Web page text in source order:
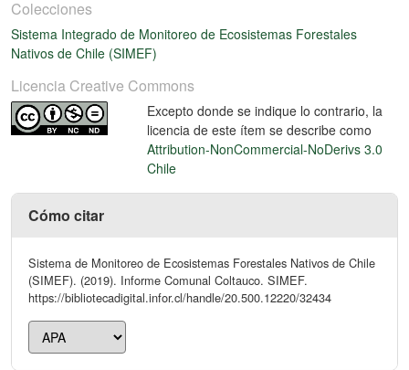
Colecciones
Sistema Integrado de Monitoreo de Ecosistemas Forestales
Nativos de Chile (SIMEF)
Licencia Creative Commons
Excepto donde se indique lo contrario, la
licencia de este ítem se describe como
Attribution-NonCommercial-NoDerivs 3.0
Chile
Cómo citar
Sistema de Monitoreo de Ecosistemas Forestales Nativos de Chile
(SIMEF). (2019). Informe Comunal Coltauco. SIMEF.
https://bibliotecadigital.infor.cl/handle/20.500.12220/32434